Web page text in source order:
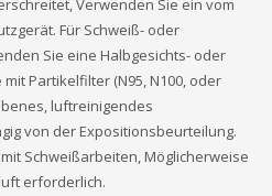
Verwenden Sie ein vom
Für Schweiß- oder
Sie eine Halbgesichts- oder
Partikelfilter (N95, N100, oder
luftreinigendes
von der Expositionsbeurteilung.
Schweißarbeiten, Möglicherweise
erforderlich.